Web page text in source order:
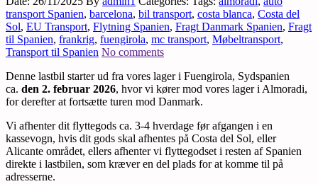
transport Spanien, barcelona, bil transport, costa blanca, Costa del
Sol, EU Transport, Flytning Spanien, Fragt Danmark Spanien, Fragt
til Spanien, frankrig, fuengirola, mc transport, Møbeltransport,
Transport til Spanien No comments
Denne lastbil starter ud fra vores lager i Fuengirola, Sydspanien
ca. den 2. februar 2026, hvor vi kører mod vores lager i Almoradi,
for derefter at fortsætte turen mod Danmark.
Vi afhenter dit flyttegods ca. 3-4 hverdage før afgangen i en
kassevogn, hvis dit gods skal afhentes på Costa del Sol, eller
Alicante området, ellers afhenter vi flyttegodset i resten af Spanien
direkte i lastbilen, som kræver en del plads for at komme til på
adresserne.